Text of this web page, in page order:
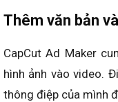
Thêm văn bản
CapCut Ad Maker
hình ảnh vào video.
thông điệp của mình